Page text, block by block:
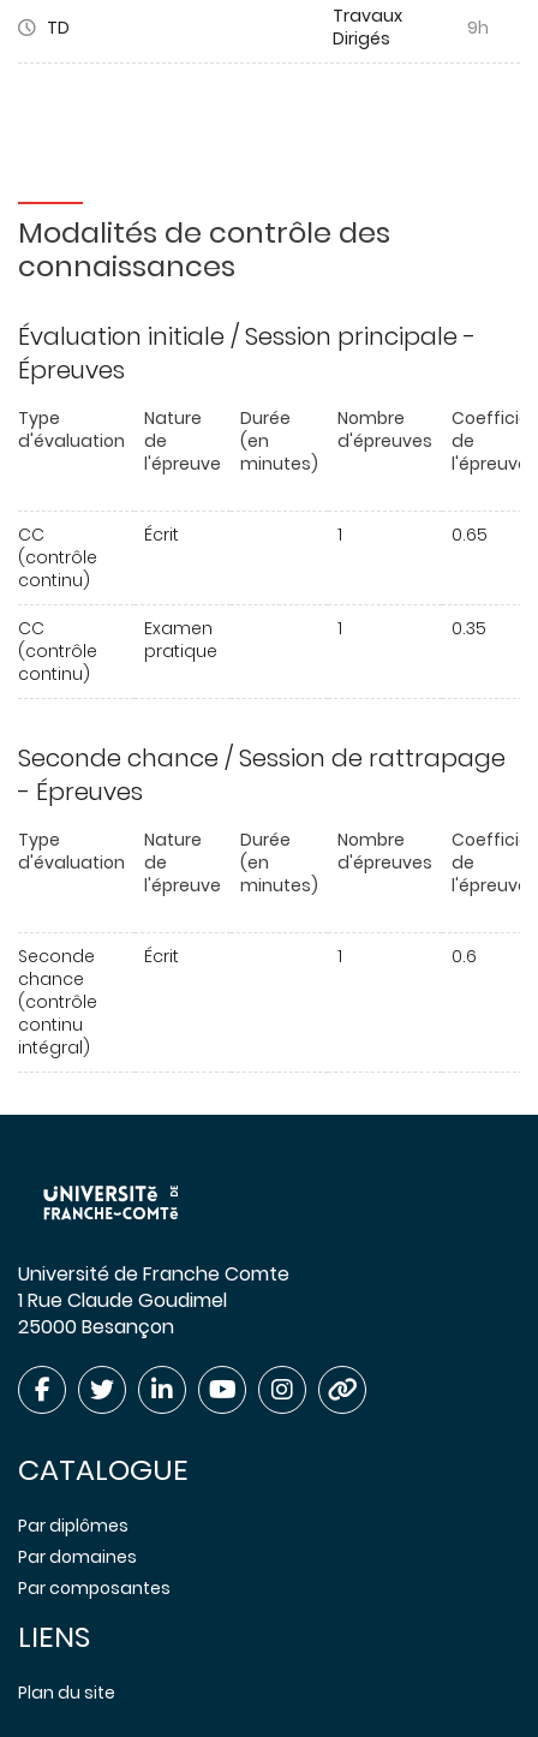
TD
Travaux
Dirigés
9h
Modalités de contrôle des
connaissances
Évaluation initiale / Session principale -
Épreuves
Type
d'évaluation
Nature
de
l'épreuve
Durée
(en
minutes)
Nombre
d'épreuves
de
l'épreuve
CC
(contrôle
continu)
Écrit 1 0.65
CC
(contrôle
continu)
Examen
pratique
1 0.35
Seconde chance / Session de rattrapage
- Épreuves
Type
d'évaluation
Nature
de
l'épreuve
Durée
(en
minutes)
Nombre
d'épreuves
de
l'épreuve
Seconde
chance
(contrôle
continu
intégral)
Écrit 1 0.6
Université de Franche Comte
1 Rue Claude Goudimel
25000 Besançon
CATALOGUE
Par diplômes
Par domaines
Par composantes
LIENS
Plan du site